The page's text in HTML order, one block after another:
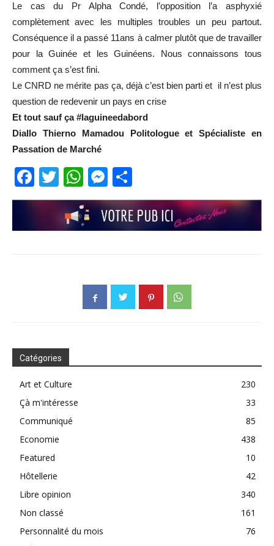
Le cas du Pr Alpha Condé, l’opposition l’a asphyxié
complètement avec les multiples troubles un peu partout.
Conséquence il a passé 11ans à calmer plutôt que de travailler
pour la Guinée et les Guinéens. Nous connaissons tous
comment ça s’est fini.
Le CNRD ne mérite pas ça, déjà c’est bien parti et il n’est plus
question de redevenir un pays en crise
Et tout sauf ça #laguineedabord
Diallo Thierno Mamadou Politologue et Spécialiste en
Passation de Marché
Facebook
TwitterWhatsApp
Messenger
Catégories
Art et Culture
230
Çà m'intéresse
33
Communiqué
85
Economie
438
Featured
10
Hôtellerie
42
Libre opinion
340
Non classé
161
Personnalité du mois
76